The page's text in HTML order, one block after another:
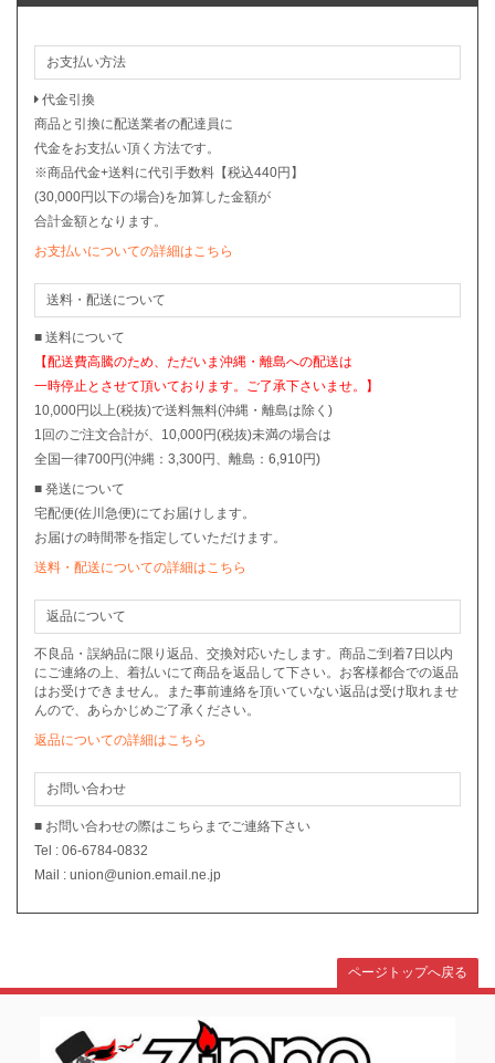
お支払い方法
代金引換
商品と引換に配送業者の配達員に
代金をお支払い頂く方法です。
※商品代金+送料に代引手数料【税込440円】
(30,000円以下の場合)を加算した金額が
合計金額となります。
お支払いについての詳細はこちら
送料・配送について
■ 送料について
【配送費高騰のため、ただいま沖縄・離島への配送は
一時停止とさせて頂いております。ご了承下さいませ。】
10,000円以上(税抜)で送料無料(沖縄・離島は除く)
1回のご注文合計が、10,000円(税抜)未満の場合は
全国一律700円(沖縄：3,300円、離島：6,910円)
■ 発送について
宅配便(佐川急便)にてお届けします。
お届けの時間帯を指定していただけます。
送料・配送についての詳細はこちら
返品について
不良品・誤納品に限り返品、交換対応いたします。商品ご到着7日以内
にご連絡の上、着払いにて商品を返品して下さい。お客様都合での返品
はお受けできません。また事前連絡を頂いていない返品は受け取れませ
んので、あらかじめご了承ください。
返品についての詳細はこちら
お問い合わせ
■ お問い合わせの際はこちらまでご連絡下さい
Tel : 06-6784-0832
Mail : union@union.email.ne.jp
ページトップへ戻る